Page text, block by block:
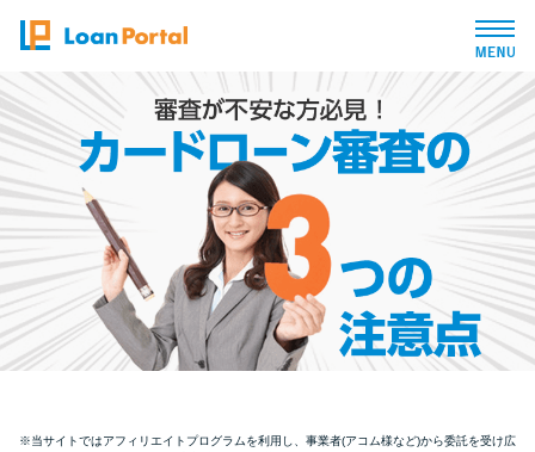
トップページ
おすすめコンテンツ
総合人気ランキング
とにかくすぐ借りたい方向け
※当サイトではアフィリエイトプログラムを利用し、事業者(アコム様など)から委託を受け広